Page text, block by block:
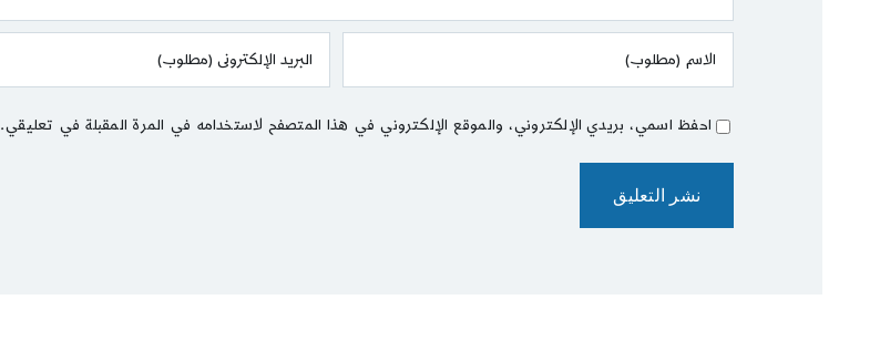
احفظ اسمي، بريدي الإلكتروني، والموقع الإلكتروني في هذا المتصفح لاستخدامه في المرة المقبلة في تعليقي.